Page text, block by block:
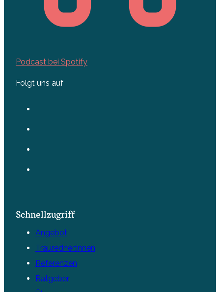
Podcast bei Spotify
Folgt uns auf
Schnellzugriff
Angebot
Trauredner:innen
Referenzen
Ratgeber